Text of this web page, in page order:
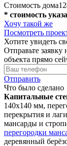
Стоимость дома
* стоимость
Хочу такой же
Посмотреть
Хотите увидеть
Отправьте
объекта прямо
Отправить
Что было сделано
Капитальные
140х140 мм,
перекрытия и
мансарды и
перегородки
деревянный